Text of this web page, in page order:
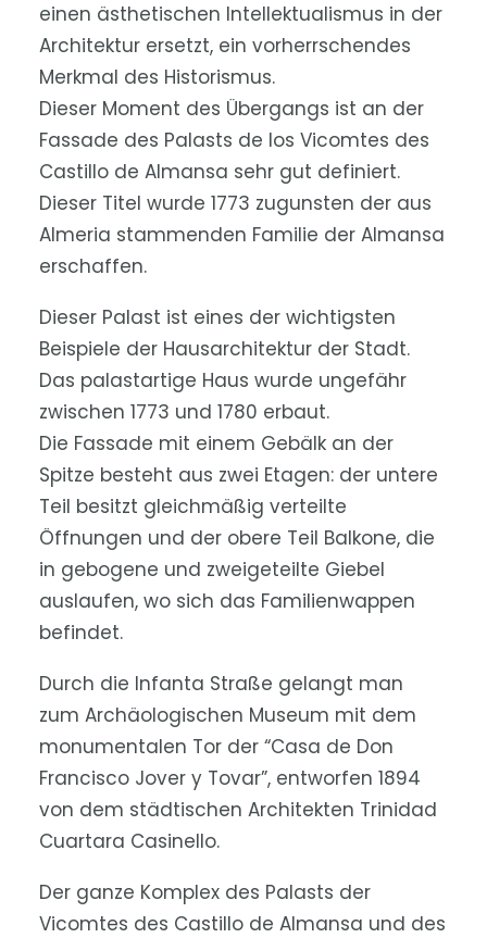
einen ästhetischen Intellektualismus in der
Architektur ersetzt, ein vorherrschendes
Merkmal des Historismus.
Dieser Moment des Übergangs ist an der
Fassade des Palasts de los Vicomtes des
Castillo de Almansa sehr gut definiert.
Dieser Titel wurde 1773 zugunsten der aus
Almeria stammenden Familie der Almansa
erschaffen.
Dieser Palast ist eines der wichtigsten
Beispiele der Hausarchitektur der Stadt.
Das palastartige Haus wurde ungefähr
zwischen 1773 und 1780 erbaut.
Die Fassade mit einem Gebälk an der
Spitze besteht aus zwei Etagen: der untere
Teil besitzt gleichmäßig verteilte
Öffnungen und der obere Teil Balkone, die
in gebogene und zweigeteilte Giebel
auslaufen, wo sich das Familienwappen
befindet.
Durch die Infanta Straße gelangt man
zum Archäologischen Museum mit dem
monumentalen Tor der “Casa de Don
Francisco Jover y Tovar”, entworfen 1894
von dem städtischen Architekten Trinidad
Cuartara Casinello.
Der ganze Komplex des Palasts der
Vicomtes des Castillo de Almansa und des